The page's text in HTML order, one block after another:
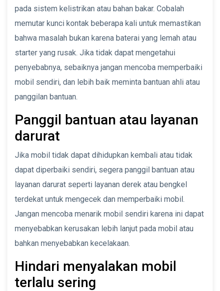
pada sistem kelistrikan atau bahan bakar. Cobalah
memutar kunci kontak beberapa kali untuk memastikan
bahwa masalah bukan karena baterai yang lemah atau
starter yang rusak. Jika tidak dapat mengetahui
penyebabnya, sebaiknya jangan mencoba memperbaiki
mobil sendiri, dan lebih baik meminta bantuan ahli atau
panggilan bantuan.
Panggil bantuan atau layanan
darurat
Jika mobil tidak dapat dihidupkan kembali atau tidak
dapat diperbaiki sendiri, segera panggil bantuan atau
layanan darurat seperti layanan derek atau bengkel
terdekat untuk mengecek dan memperbaiki mobil.
Jangan mencoba menarik mobil sendiri karena ini dapat
menyebabkan kerusakan lebih lanjut pada mobil atau
bahkan menyebabkan kecelakaan.
Hindari menyalakan mobil
terlalu sering